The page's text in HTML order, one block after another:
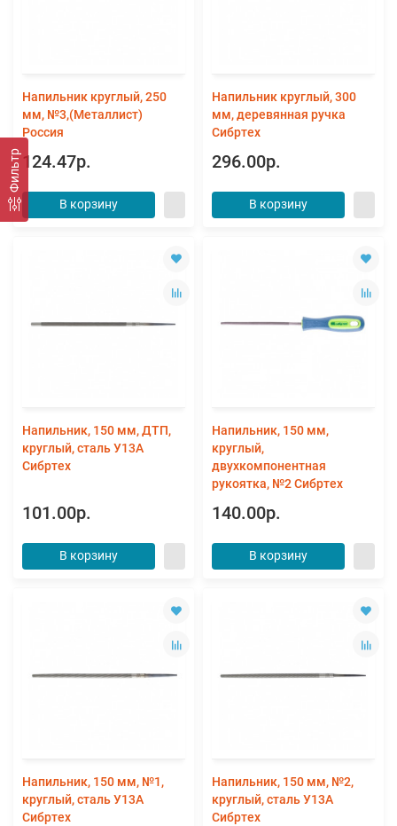
Фильтр
Напильник круглый, 250
мм, №3,(Металлист)
Россия
124.47р.
В корзину
Напильник круглый, 300
мм, деревянная ручка
Сибртех
296.00р.
В корзину
Напильник, 150 мм, ДТП,
круглый, сталь У13А
Сибртех
101.00р.
В корзину
Напильник, 150 мм,
круглый,
двухкомпонентная
рукоятка, №2 Сибртех
140.00р.
В корзину
Напильник, 150 мм, №1,
круглый, сталь У13А
Сибртех
Напильник, 150 мм, №2,
круглый, сталь У13А
Сибртех